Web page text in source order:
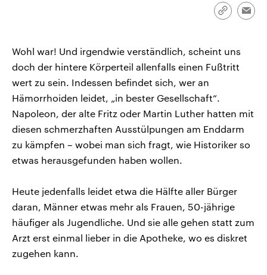
und Hintergründe zu den Parteien
und Kandidaten der anstehenden
Wahl.
den mächtigsten Ländern
mit großem Einfluss auf
Sendungen Programm Podcasts
Audio-Archiv
Link
Wohl war! Und irgendwie verständlich, scheint uns
doch der hintere Körperteil allenfalls einen Fußtritt
wert zu sein. Indessen befindet sich, wer an
Hämorrhoiden leidet, „in bester Gesellschaft“.
Napoleon, der alte Fritz oder Martin Luther hatten mit
diesen schmerzhaften Ausstülpungen am Enddarm
zu kämpfen – wobei man sich fragt, wie Historiker so
etwas herausgefunden haben wollen.
Heute jedenfalls leidet etwa die Hälfte aller Bürger
daran, Männer etwas mehr als Frauen, 50-jährige
häufiger als Jugendliche. Und sie alle gehen statt zum
Arzt erst einmal lieber in die Apotheke, wo es diskret
zugehen kann.